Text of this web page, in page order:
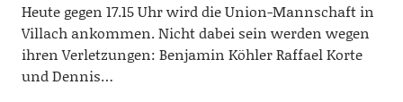
Heute gegen 17.15 Uhr wird die Union-Mannschaft in
Villach ankommen. Nicht dabei sein werden wegen
ihren Verletzungen: Benjamin Köhler Raffael Korte
und Dennis…